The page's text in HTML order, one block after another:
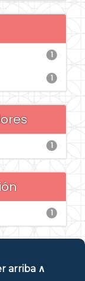
1
1
1
1
arriba ∧